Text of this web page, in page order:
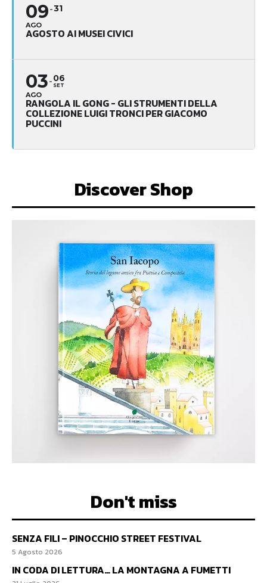
09
AGO
31
AGOSTO AI MUSEI CIVICI
03
AGO
06
SET
RANGOLA IL GONG - GLI STRUMENTI DELLA
COLLEZIONE LUIGI TRONCI PER GIACOMO
PUCCINI
Discover Shop
Don't miss
SENZA FILI – PINOCCHIO STREET FESTIVAL
5 Agosto 2026
IN CODA DI LETTURA… LA MONTAGNA A FUMETTI